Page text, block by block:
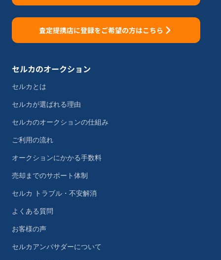
査定提携店に登録をご希望の方はこちら
セルカのオークション
セルカとは
セルカが選ばれる理由
セルカのオークションの仕組み
ご利用の流れ
オークションにかかる手数料
売却までのサポート体制
セルカ トラブル・不安解消
よくある質問
お客様の声
セルカアンバサダーについて